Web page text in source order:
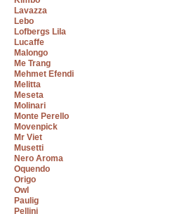
Lavazza
Lebo
Lofbergs Lila
Lucaffe
Malongo
Me Trang
Mehmet Efendi
Melitta
Meseta
Molinari
Monte Perello
Movenpick
Mr Viet
Musetti
Nero Aroma
Oquendo
Origo
Owl
Paulig
Pellini